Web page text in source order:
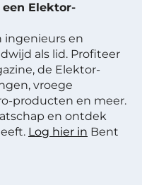
Elektor-
ingenieurs en
als lid. Profiteer
de Elektor-
vroege
producten en meer.
en ontdek
Log hier in Bent